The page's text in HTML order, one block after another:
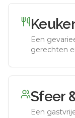
Een
gerechten
Sfeer
Een